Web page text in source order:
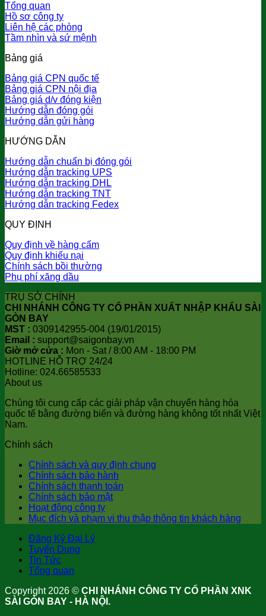
Tổng quan
Hồ sơ công ty
Liên hệ các phòng
Tầm nhìn và sứ mệnh
Bảng giá
Bảng giá CPN quốc tế
Bảng giá CPN nội địa
Bảng giá d/v đóng kiện
Hướng dẫn đóng gói
Hướng dẫn gửi hàng
HƯỚNG DẪN
Hướng dẫn chuẩn bị đóng gói
Hướng dẫn tracking UPS
Hướng dẫn tracking DHL
Hướng dẫn tracking TNT
Hướng dẫn tracking Fedex
QUY ĐỊNH
Quy định về hàng cấm
Quy định khiếu nại
Chính sách bồi thường
Phụ phí xăng dầu
TRỤ SỞ CHÍNH
CHI NHÁNH CÔNG TY CỔ PHẦN XUẤT NHẬP KHẨU SÀI
GÒN BAY
MST : 0309142955-004 (19/01/2015)
Email : support@saigonbay.vn
Giờ mở cửa : Mon - Sat / 8:00 AM - 18:00 PM
HOTLINE HỖ TRỢ 24/24
Hotline: 024.66585533
About us
Chúng tôi cung cấp các giải pháp vận chuyển hàng hóa
quốc tế bằng đường biển và đường hàng không tốt nhất Việt
Nam.
Chính sách
Chính sách và quy định chung
Chính sách bảo hành
Chính sách thanh toán
Chính sách bảo mật
Hoạt động công ty
Mục đích và phạm vi thu thập thông tin khách hàng
Đăng Ký Đại Lý
Tuyển Dụng
Tin Tức
Tổng quan
Copyright 2026 © CHI NHÁNH CÔNG TY CỔ PHẦN XNK
SÀI GÒN BAY - HÀ NỘI.